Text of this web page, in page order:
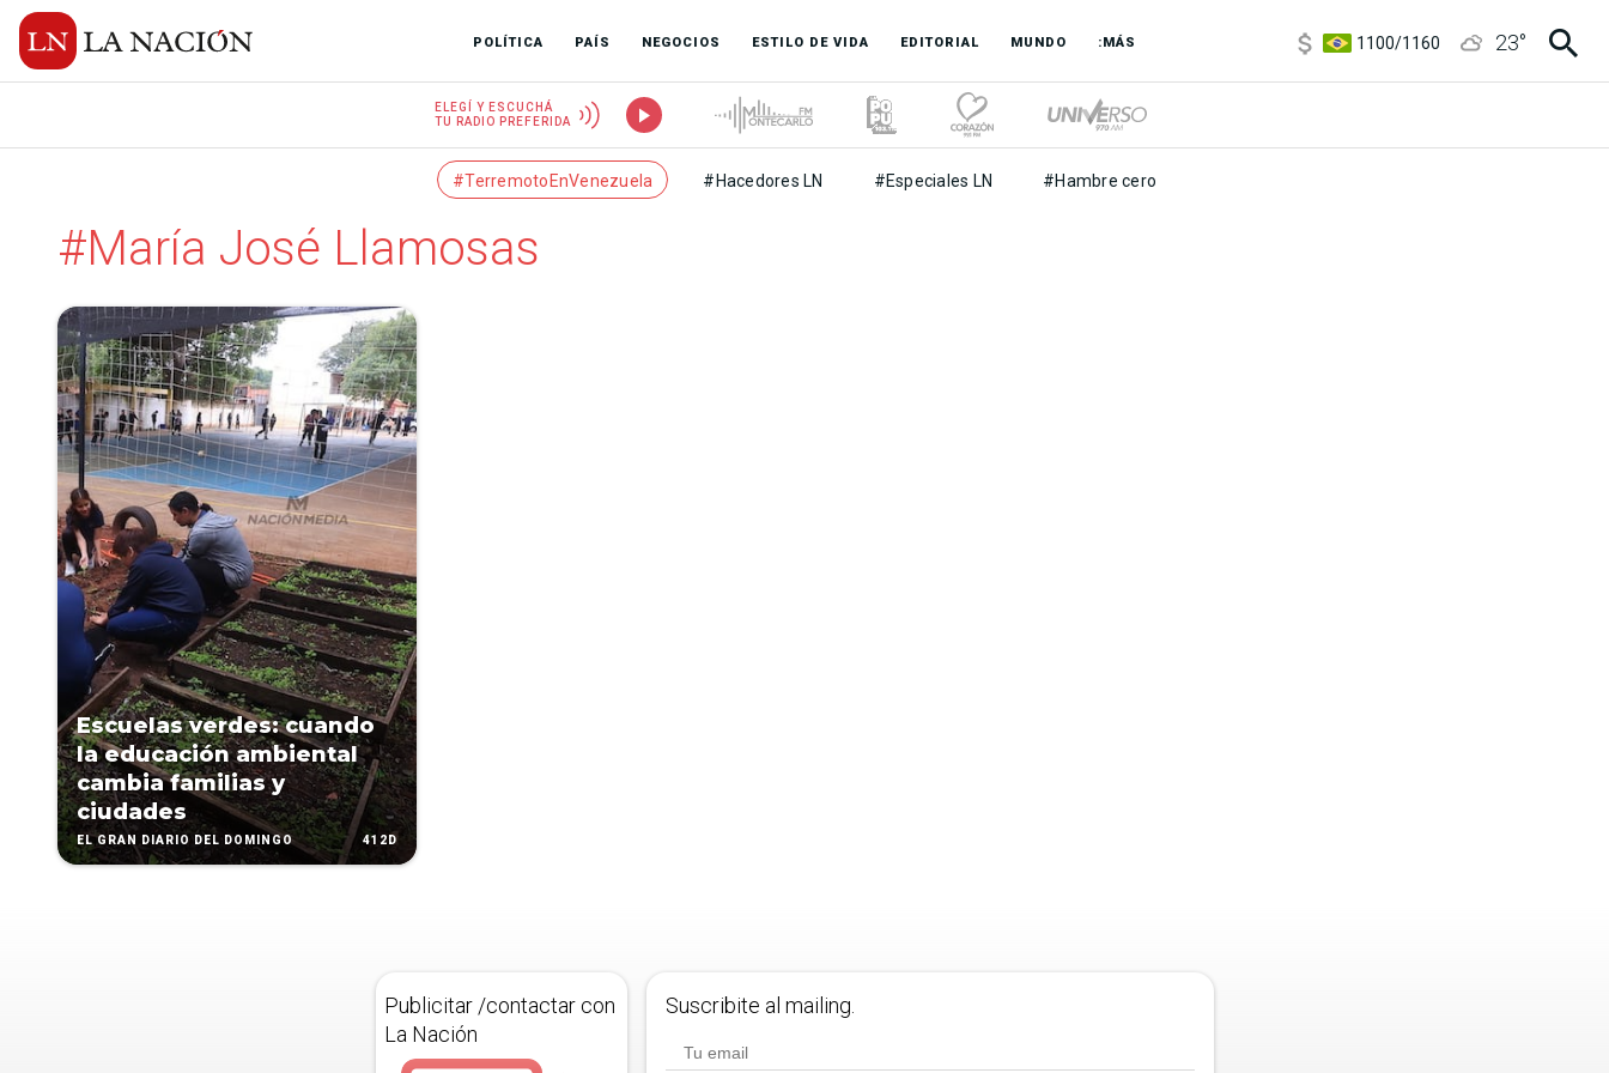
POLÍTICA PAÍS NEGOCIOS ESTILO DE VIDA EDITORIAL MUNDO :MÁS
1100/1160
23°
ELEGÍ Y ESCUCHÁ
TU RADIO PREFERIDA
#TerremotoEnVenezuela #Hacedores LN #Especiales LN #Hambre cero
#María José Llamosas
Escuelas verdes: cuando
la educación ambiental
cambia familias y
ciudades
EL GRAN DIARIO DEL DOMINGO 412D
Publicitar /contactar con
La Nación
Suscribite al mailing.